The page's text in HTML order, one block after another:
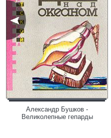
Александр Бушков -
Великолепные гепарды